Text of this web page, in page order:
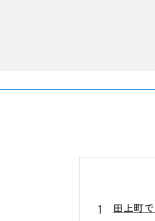
田上町